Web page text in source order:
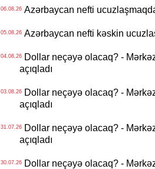
06.08.26Azərbaycan nefti
05.08.26Azərbaycan nefti kəskin
04.08.26Dollar neçəyə olacaq? -
açıqladı
03.08.26Dollar neçəyə olacaq? -
açıqladı
31.07.26Dollar neçəyə olacaq? -
açıqladı
30.07.26Dollar neçəyə olacaq? -